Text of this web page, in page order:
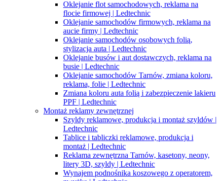
Oklejanie flot samochodowych, reklama na
flocie firmowej | Ledtechnic
Oklejanie samochodów firmowych, reklama na
aucie firmy | Ledtechnic
Oklejanie samochodów osobowych folią,
stylizacja auta | Ledtechnic
Oklejanie busów i aut dostawczych, reklama na
busie | Ledtechnic
Oklejanie samochodów Tarnów, zmiana koloru,
reklama, folie | Ledtechnic
Zmiana koloru auta folią i zabezpieczenie lakieru
PPF | Ledtechnic
Montaż reklamy zewnętrznej
Szyldy reklamowe, produkcja i montaż szyldów |
Ledtechnic
Tablice i tabliczki reklamowe, produkcja i
montaż | Ledtechnic
Reklama zewnętrzna Tarnów, kasetony, neony,
litery 3D, szyldy | Ledtechnic
Wynajem podnośnika koszowego z operatorem,